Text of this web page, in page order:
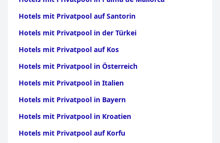
Hotels mit Privatpool auf Santorin
Hotels mit Privatpool in der Türkei
Hotels mit Privatpool auf Kos
Hotels mit Privatpool in Österreich
Hotels mit Privatpool in Italien
Hotels mit Privatpool in Bayern
Hotels mit Privatpool in Kroatien
Hotels mit Privatpool auf Korfu